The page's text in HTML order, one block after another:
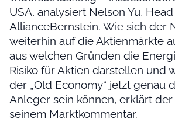
USA, analysiert Nelson Yu,
AllianceBernstein. Wie sich der
weiterhin auf die Aktienmärkte
aus welchen Gründen die
Risiko für Aktien darstellen und
der „Old Economy“ jetzt genau
Anleger sein können, erklärt
seinem Marktkommentar.